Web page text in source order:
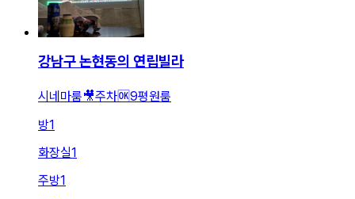
강남구 논현동의 연립빌라
시네마룸🎥주차🆗9평원룸
방1
화장실1
주방1